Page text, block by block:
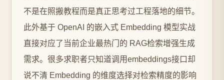
不是在照搬教程而是真正思考过工程落地的细节。
此外基于 OpenAI 的嵌入式 Embedding 模型实战
直接对应了当前企业最热门的 RAG检索增强生成
需求。很多求职者只知道调用embeddings接口却
说不清 Embedding 的维度选择对检索精度的影响